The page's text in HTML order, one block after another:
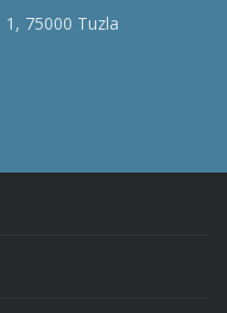
75000 Tuzla